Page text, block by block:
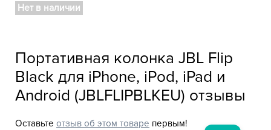
Нет в наличии
Портативная колонка JBL Flip
Black для iPhone, iPod, iPad и
Android (JBLFLIPBLKEU) отзывы
Оставьте отзыв об этом товаре первым!